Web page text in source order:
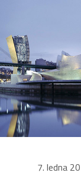
7. ledna